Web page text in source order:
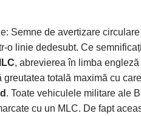
Semne de avertizare
o linie dedesubt. Ce
, abrevierea în limba
totală maximă cu
. Toate vehiculele militare ale
cu un MLC. De fapt